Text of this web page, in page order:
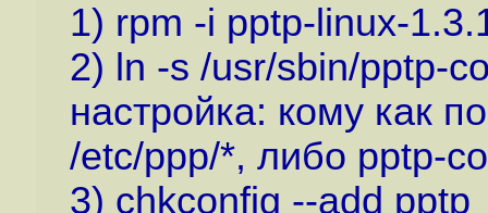
1) rpm -i pptp-linux-
2) ln -s /usr/sbin/pptp-
настройка: кому как
/etc/ppp/*, либо pptp-
3) chkconfig --add pptp